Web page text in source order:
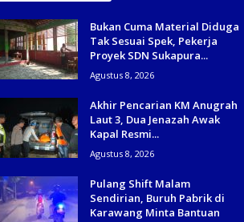
Bukan Cuma Material Diduga
Tak Sesuai Spek, Pekerja
Proyek SDN Sukapura...
Agustus 8, 2026
Akhir Pencarian KM Anugrah
Laut 3, Dua Jenazah Awak
Kapal Resmi...
Agustus 8, 2026
Pulang Shift Malam
Sendirian, Buruh Pabrik di
Karawang Minta Bantuan